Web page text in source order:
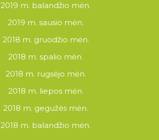
2019 m. balandžio mėn.
2019 m. sausio mėn.
2018 m. gruodžio mėn.
2018 m. spalio mėn.
2018 m. rugsėjo mėn.
2018 m. liepos mėn.
2018 m. gegužės mėn.
2018 m. balandžio mėn.